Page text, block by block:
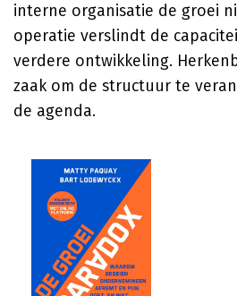
interne organisatie de groei
operatie verslindt de
verdere ontwikkeling.
zaak om de structuur te
de agenda.